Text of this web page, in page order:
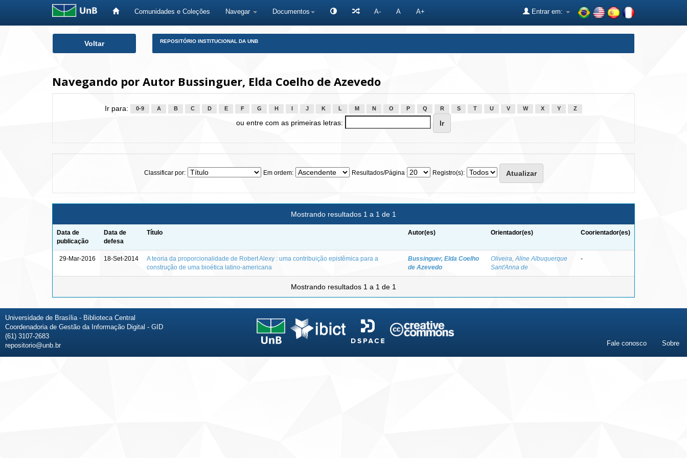
Comunidades e Coleções Navegar Documentos A- A A+ Entrar em:
Voltar REPOSITÓRIO INSTITUCIONAL DA UNB
Navegando por Autor Bussinguer, Elda Coelho de Azevedo
Ir para: 0-9 A B C D E F G H J K L M N O P Q R S T U V W X Y Z
ou entre com as primeiras letras:
Classificar por: Em ordem: Resultados/Página Registro(s):
Mostrando resultados 1 a 1 de 1
Data de
publicação
Data de
defesa
Título Autor(es) Orientador(es) Coorientador(es)
29-Mar-2016 18-Set-2014
A teoria da proporcionalidade de Robert Alexy : uma contribuição epistêmica para a
construção de uma bioética latino-americana
Bussinguer, Elda Coelho
de Azevedo
Oliveira, Aline Albuquerque
Sant'Anna de
-
Mostrando resultados 1 a 1 de 1
Universidade de Brasília - Biblioteca Central
Coordenadoria de Gestão da Informação Digital - GID
(61) 3107-2683
repositorio@unb.br
Fale conosco Sobre